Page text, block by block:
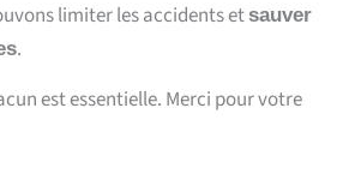
limiter les accidents etsauver
.
est essentielle. Merci pour votre